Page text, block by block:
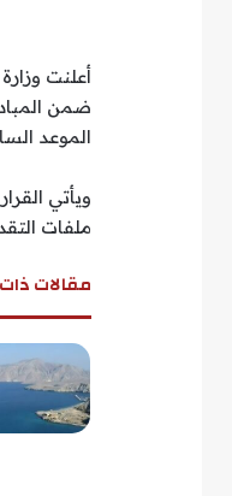
أعلنت
الموعد
ويأتي
ملفات
مقالات